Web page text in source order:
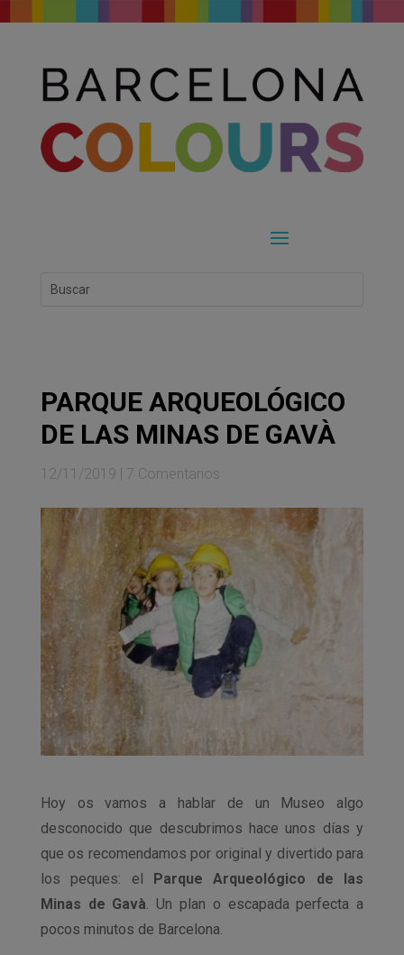
PARQUE ARQUEOLÓGICO
DE LAS MINAS DE GAVÀ
12/11/2019 7 Comentarios
Hoy os vamos a hablar de un Museo algo
desconocido que descubrimos hace unos días y
que os recomendamos por original y divertido para
los peques: el Parque Arqueológico de las
Minas de Gavà . Un plan o escapada perfecta a
pocos minutos de Barcelona.